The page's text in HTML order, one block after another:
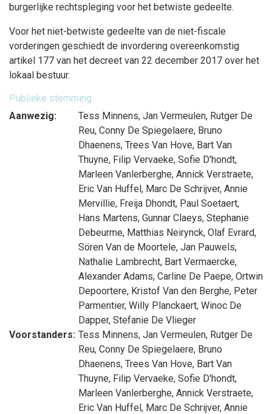
burgerlijke rechtspleging voor het betwiste gedeelte.
Voor het niet-betwiste gedeelte van de niet-fiscale
vorderingen geschiedt de invordering overeenkomstig
artikel 177 van het decreet van 22 december 2017 over het
lokaal bestuur.
Publieke stemming
Aanwezig:
Tess Minnens, Jan Vermeulen, Rutger De
Reu, Conny De Spiegelaere, Bruno
Dhaenens, Trees Van Hove, Bart Van
Thuyne, Filip Vervaeke, Sofie D'hondt,
Marleen Vanlerberghe, Annick Verstraete,
Eric Van Huffel, Marc De Schrijver, Annie
Mervillie, Freija Dhondt, Paul Soetaert,
Hans Martens, Gunnar Claeys, Stephanie
Debeurme, Matthias Neirynck, Olaf Evrard,
Sören Van de Moortele, Jan Pauwels,
Nathalie Lambrecht, Bart Vermaercke,
Alexander Adams, Carline De Paepe, Ortwin
Depoortere, Kristof Van den Berghe, Peter
Parmentier, Willy Planckaert, Winoc De
Dapper, Stefanie De Vlieger
Voorstanders: Tess Minnens, Jan Vermeulen, Rutger De
Reu, Conny De Spiegelaere, Bruno
Dhaenens, Trees Van Hove, Bart Van
Thuyne, Filip Vervaeke, Sofie D'hondt,
Marleen Vanlerberghe, Annick Verstraete,
Eric Van Huffel, Marc De Schrijver, Annie